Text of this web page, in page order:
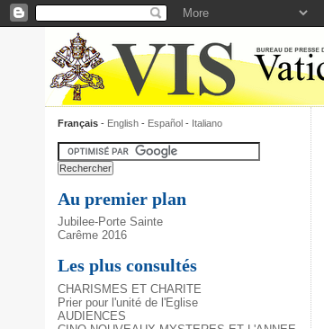
Français - English - Español - Italiano
Au premier plan
Jubilee-Porte Sainte
Carême 2016
Les plus consultés
CHARISMES ET CHARITE
Prier pour l'unité de l'Eglise
AUDIENCES